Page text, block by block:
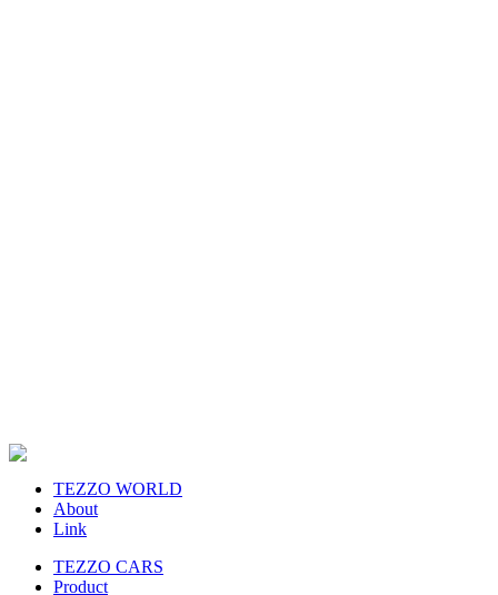
TEZZO WORLD
About
Link
TEZZO CARS
Product